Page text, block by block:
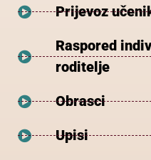
Prijevoz
Raspored
roditelje
Obrasci
Upisi